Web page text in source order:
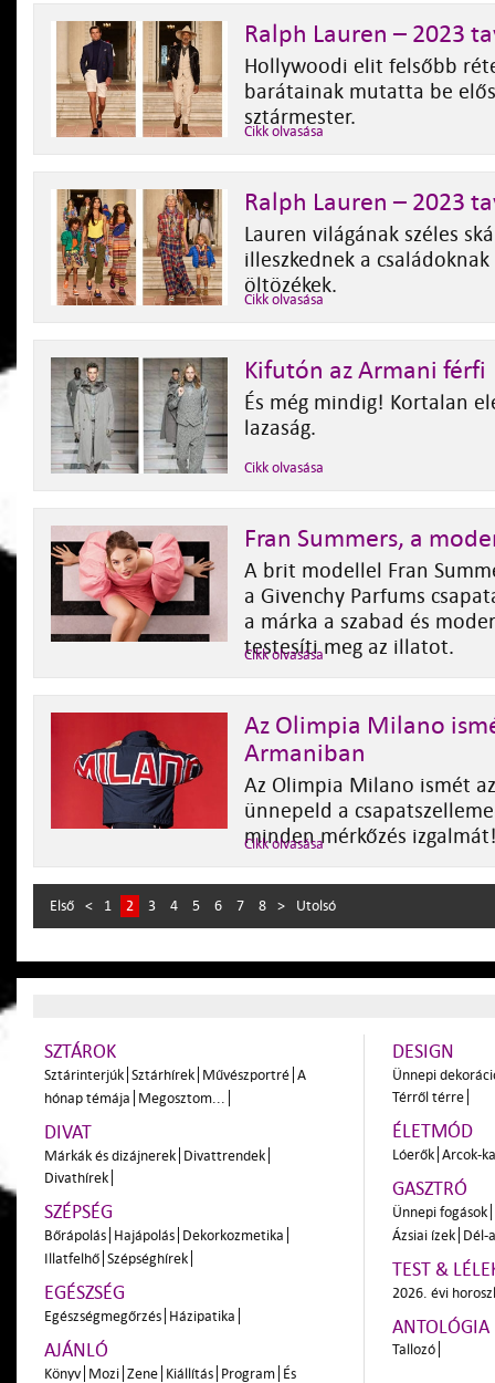
Ralph Lauren – 2023
Hollywoodi elit felsőbb
barátainak mutatta be
sztármester.
Cikk olvasása
Ralph Lauren – 2023
Lauren világának széles
illeszkednek a
öltözékek.
Cikk olvasása
Kifutón az Armani férfi
És még mindig! Kortalan
lazaság.
Cikk olvasása
Fran Summers, a
A brit modellel Fran
a Givenchy Parfums
a márka a szabad és
testesíti meg az illatot.
Cikk olvasása
Az Olimpia Milano
Armaniban
Az Olimpia Milano ismét
ünnepeld a
minden mérkőzés
Cikk olvasása
Első < 1 2 3 4 5 6 7 8 > Utolsó
SZTÁROK
Sztárinterjúk Sztárhírek Művészportré A
hónap témája Megosztom...
DIVAT
Márkák és dizájnerek Divattrendek
Divathírek
SZÉPSÉG
Bőrápolás Hajápolás Dekorkozmetika
Illatfelhő Szépséghírek
EGÉSZSÉG
Egészségmegőrzés Házipatika
AJÁNLÓ
Könyv Mozi Zene Kiállítás Program És
DESIGN
Ünnepi
Térről térre
ÉLETMÓD
Lóerők Arcok-
GASZTRÓ
Ünnepi fogások
Ázsiai ízek Dél-
TEST &
2026. évi
ANTOLÓGIA
Tallozó